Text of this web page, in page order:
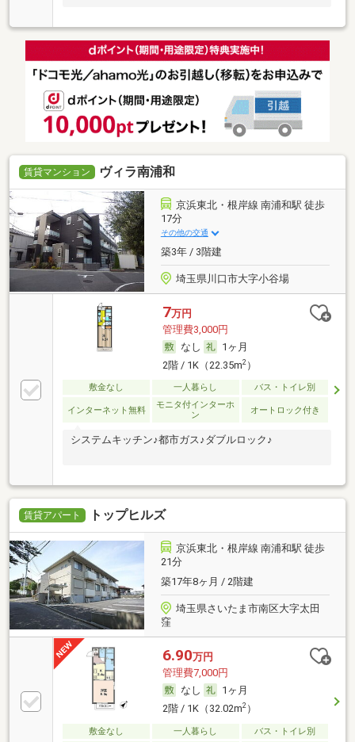
賃貸マンション ヴィラ南浦和
京浜東北・根岸線 南浦和駅 徒歩
17分
その他の交通
築3年 / 3階建
埼玉県川口市大字小谷場
7万円
管理費3,000円
なし
1ヶ月
2階 / 1K（22.35m2）
敷金なし 一人暮らし バス・トイレ別
インターネット無料
モニタ付インターホ
ン
オートロック付き
システムキッチン♪都市ガス♪ダブルロック♪
賃貸アパート トップヒルズ
京浜東北・根岸線 南浦和駅 徒歩
21分
築17年8ヶ月 / 2階建
埼玉県さいたま市南区大字太田
窪
6.90万円
管理費7,000円
なし
1ヶ月
2階 / 1K（32.02m2）
敷金なし 一人暮らし
バス・トイレ別